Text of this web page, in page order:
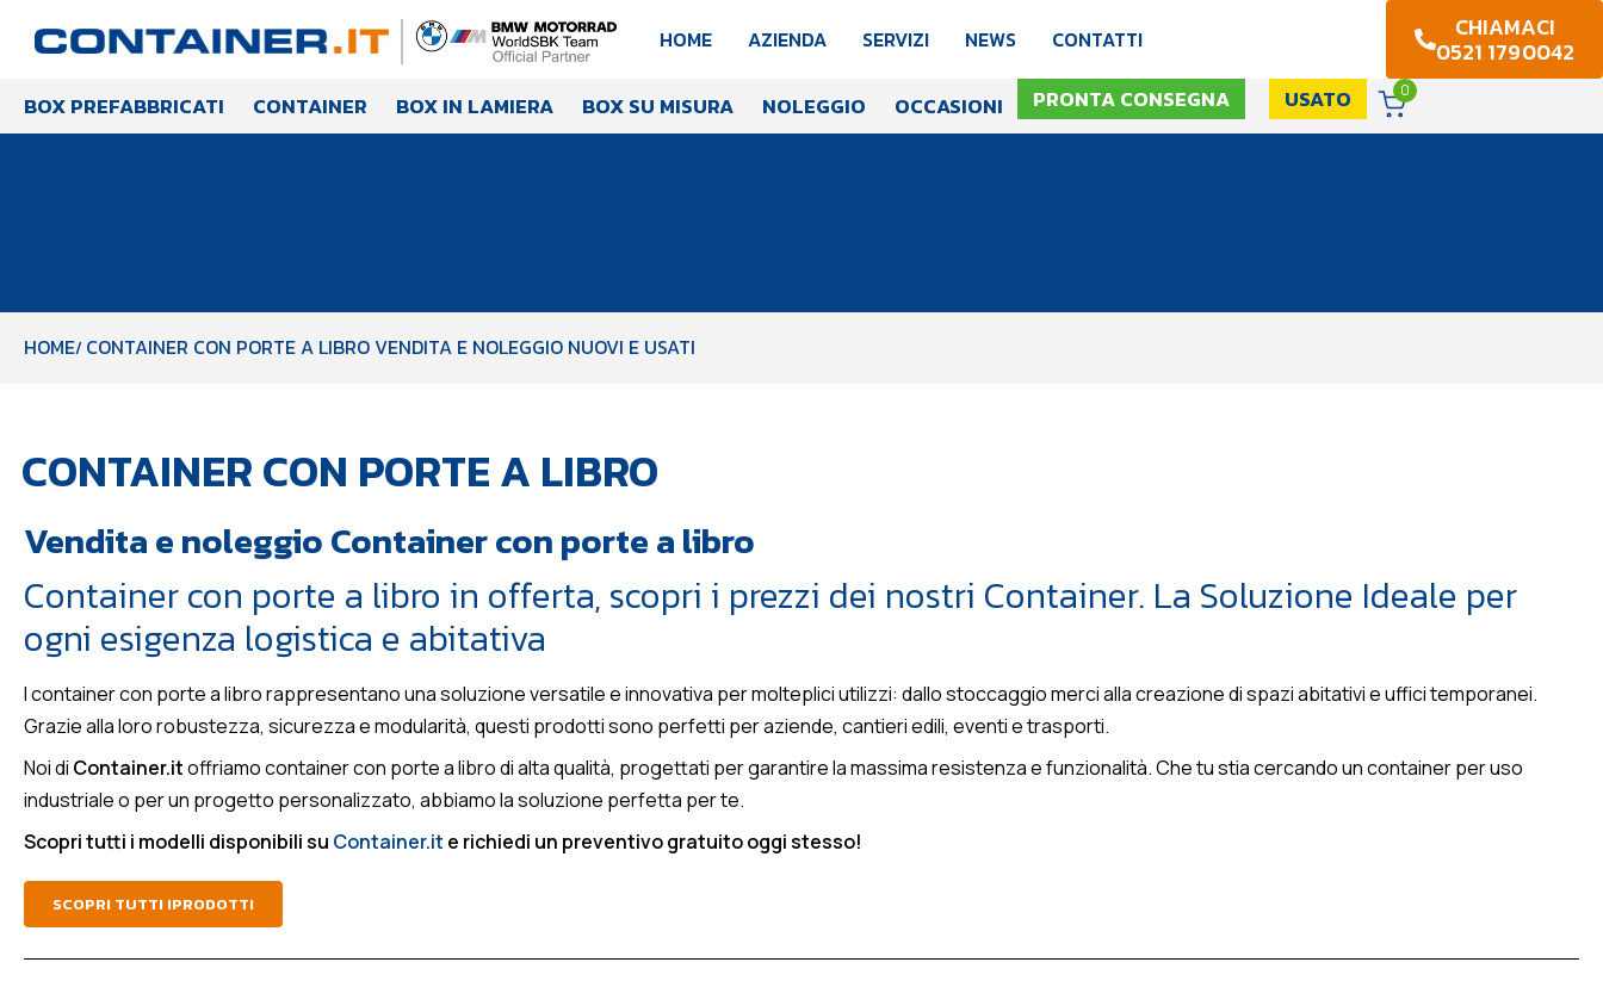
HOME AZIENDA SERVIZI NEWS CONTATTI CHIAMACI
0521 1790042
BOX PREFABBRICATI CONTAINER BOX IN LAMIERA BOX SU MISURA NOLEGGIO OCCASIONI PRONTA CONSEGNA USATO 0
HOME CONTAINER CON PORTE A LIBRO VENDITA E NOLEGGIO NUOVI E USATI
CONTAINER CON PORTE A LIBRO
Vendita e noleggio Container con porte a libro
Container con porte a libro in offerta, scopri i prezzi dei nostri Container. La Soluzione Ideale per
ogni esigenza logistica e abitativa
I container con porte a libro rappresentano una soluzione versatile e innovativa per molteplici utilizzi: dallo stoccaggio merci alla creazione di spazi abitativi e uffici temporanei.
Grazie alla loro robustezza, sicurezza e modularità, questi prodotti sono perfetti per aziende, cantieri edili, eventi e trasporti.
Noi di Container.itoffriamo container con porte a libro di alta qualità, progettati per garantire la massima resistenza e funzionalità. Che tu stia cercando un container per uso
industriale o per un progetto personalizzato, abbiamo la soluzione perfetta per te.
Scopri tutti i modelli disponibili su Container.it e richiedi un preventivo gratuito oggi stesso!
SCOPRI TUTTI IPRODOTTI